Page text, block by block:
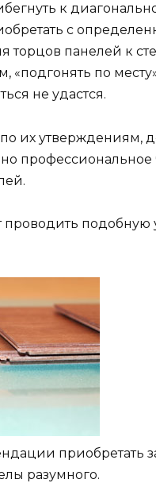
к
с
торцов панелей к
по
не удастся.
их утверждениям,
проводить
приобретать
разумного.